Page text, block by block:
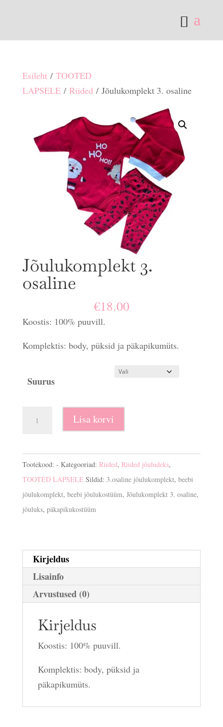
Esileht/ TOOTED
LAPSELE/ Riided/ Jõulukomplekt 3. osaline
Jõulukomplekt 3.
osaline
€18.00
Koostis: 100% puuvill.
Komplektis: body, püksid ja päkapikumüts.
Suurus
JõulukomplektLisa korvi
Tootekood: - Kategooriad: Riided, Riided jõuludeks,
TOOTED LAPSELE Sildid: 3.osaline jõulukomplekt, beebi
jõulukomplekt, beebi jõulukostüüm, Jõulukomplekt 3. osaline,
jõuluks, päkapikukostüüm
Kirjeldus
Lisainfo
Arvustused (0)
Kirjeldus
Koostis: 100% puuvill.
Komplektis: body, püksid ja
päkapikumüts.